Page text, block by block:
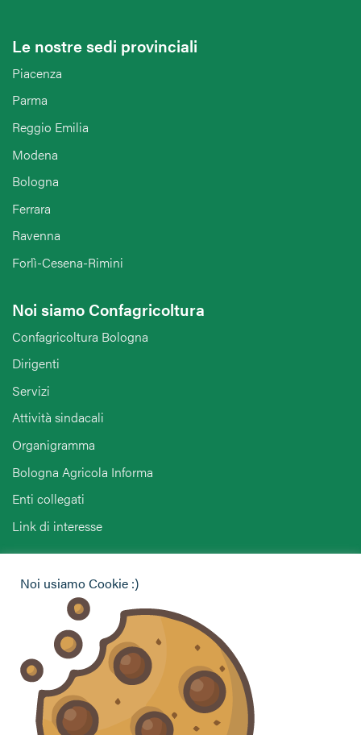
Le nostre sedi provinciali
Piacenza
Parma
Reggio Emilia
Modena
Bologna
Ferrara
Ravenna
Forlì-Cesena-Rimini
Noi siamo Confagricoltura
Confagricoltura Bologna
Dirigenti
Servizi
Attività sindacali
Organigramma
Bologna Agricola Informa
Enti collegati
Link di interesse
Vuoi contattarci per ricevere assistenza, lasciare un
commento o chiedere informazioni?
CONTATTACI
Noi usiamo Cookie :)